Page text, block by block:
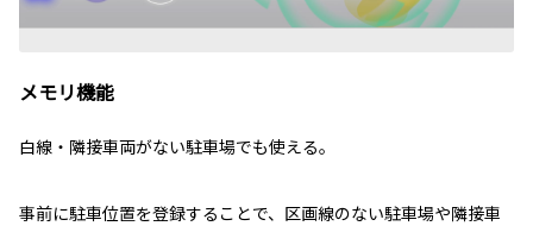
メモリ機能
白線・隣接車両がない駐車場でも使える。
事前に駐車位置を登録することで、区画線のない駐車場や隣接車